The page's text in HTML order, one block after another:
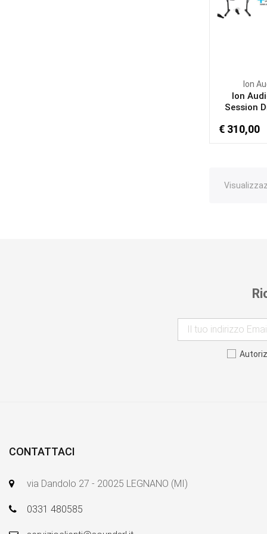
Ion
Ion
Session
€ 310,00
CONTATTACI
via Dandolo 27 - 20025 LEGNANO (MI)
0331 480585